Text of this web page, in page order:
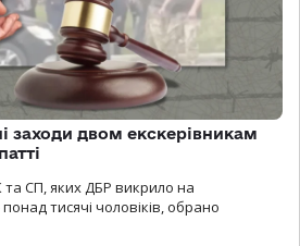
заходи двом екскерівникам
СП, яких ДБР викрило на
тисячі чоловіків, обрано